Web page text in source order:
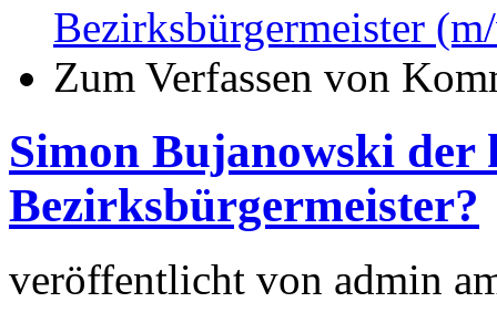
Bezirksbürgermeister
Zum Verfassen von
Simon Bujanowski der
Bezirksbürgermeister?
veröffentlicht von admin